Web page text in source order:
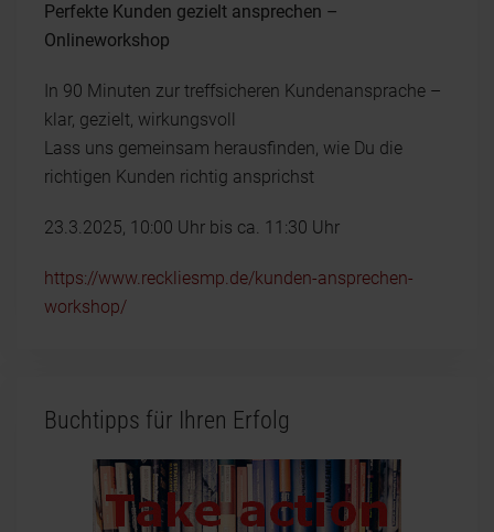
Perfekte Kunden gezielt ansprechen –
Onlineworkshop
In 90 Minuten zur treffsicheren Kundenansprache –
klar, gezielt, wirkungsvoll
Lass uns gemeinsam herausfinden, wie Du die
richtigen Kunden richtig ansprichst
23.3.2025, 10:00 Uhr bis ca. 11:30 Uhr
https://www.reckliesmp.de/kunden-ansprechen-
workshop/
Buchtipps für Ihren Erfolg